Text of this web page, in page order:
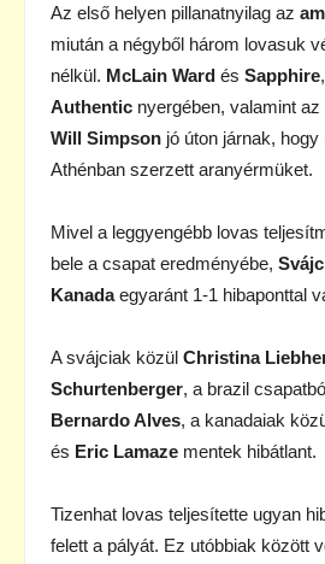
Az első helyen pillanatnyilag az
miután a négyből három lovasuk
nélkül. McLain Ward és Sapphire,
Authentic nyergében, valamint
Will Simpson jó úton járnak,
Athénban szerzett aranyérmüket.
Mivel a leggyengébb lovas
bele a csapat eredményébe,
Kanadaegyaránt 1-1 hibaponttal
A svájciak közül Christina
Schurtenberger, a brazil
Bernardo Alves, a kanadaiak
és Eric Lamaze mentek hibátlant.
Tizenhat lovas teljesítette ugyan
felett a pályát. Ez utóbbiak között